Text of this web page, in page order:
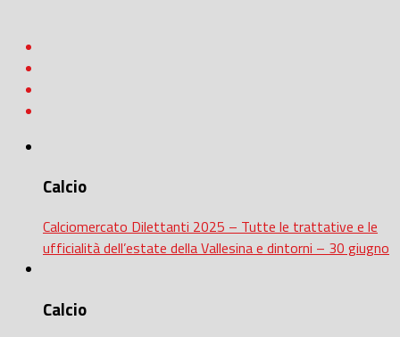
Calcio
Calciomercato Dilettanti 2025 – Tutte le trattative e le
ufficialità dell’estate della Vallesina e dintorni – 30 giugno
Calcio